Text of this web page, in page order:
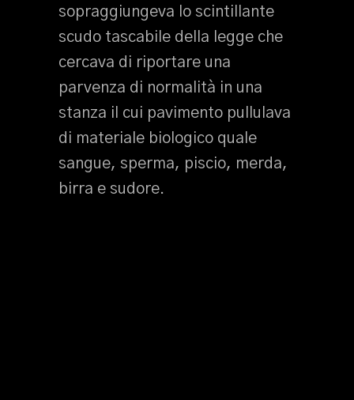
sopraggiungeva lo scintillante
scudo tascabile della legge che
cercava di riportare una
parvenza di normalità in una
stanza il cui pavimento pullulava
di materiale biologico quale
sangue, sperma, piscio, merda,
birra e sudore.